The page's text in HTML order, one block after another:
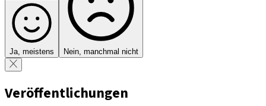
Ja, meistens Nein, manchmal nicht
Veröffentlichungen